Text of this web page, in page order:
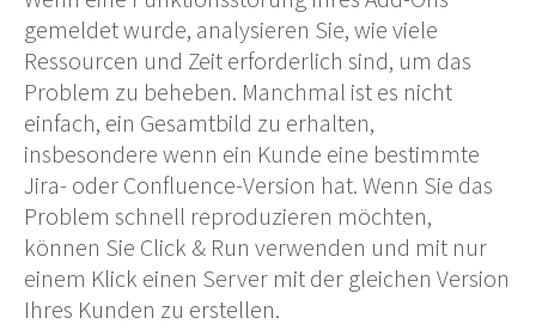
gemeldet wurde, analysieren Sie, wie viele
Ressourcen und Zeit erforderlich sind, um das
Problem zu beheben. Manchmal ist es nicht
einfach, ein Gesamtbild zu erhalten,
insbesondere wenn ein Kunde eine bestimmte
Jira- oder Confluence-Version hat. Wenn Sie das
Problem schnell reproduzieren möchten,
können Sie Click & Run verwenden und mit nur
einem Klick einen Server mit der gleichen Version
Ihres Kunden zu erstellen.